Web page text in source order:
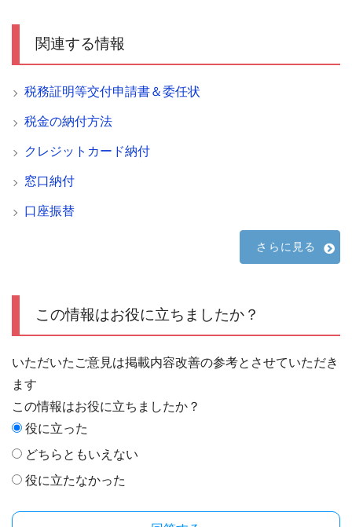
関連する情報
税務証明等交付申請書＆委任状
税金の納付方法
クレジットカード納付
窓口納付
口座振替
さらに見る
この情報はお役に立ちましたか？
いただいたご意見は掲載内容改善の参考とさせていただき
ます
この情報はお役に立ちましたか？
役に立った
どちらともいえない
役に立たなかった